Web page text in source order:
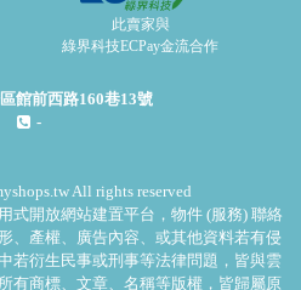
此賣家與
綠界科技ECPay金流合作
館前西路160巷13號
-
All rights reserved
式開放網站建置平台，物件 (服務) 聯絡
、產權、廣告內容、或其他資料若有侵
若衍生民事或刑事等法律問題，皆與雲
有商標、文章、名稱等版權，皆歸屬原